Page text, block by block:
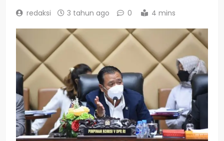
redaksi 3 tahun ago 0 4 mins